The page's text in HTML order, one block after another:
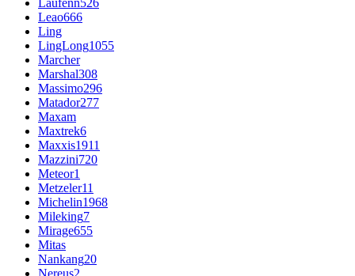
Laufenn526
Leao666
Ling
LingLong1055
Marcher
Marshal308
Massimo296
Matador277
Maxam
Maxtrek6
Maxxis1911
Mazzini720
Meteor1
Metzeler11
Michelin1968
Mileking7
Mirage655
Mitas
Nankang20